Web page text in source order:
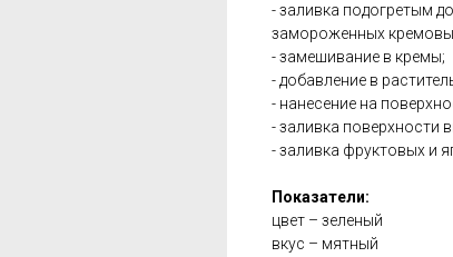
- заливка подогретым
замороженных
- замешивание в кремы;
- добавление в
- нанесение на
- заливка поверхности
- заливка фруктовых и
Показатели:
цвет – зеленый
вкус – мятный